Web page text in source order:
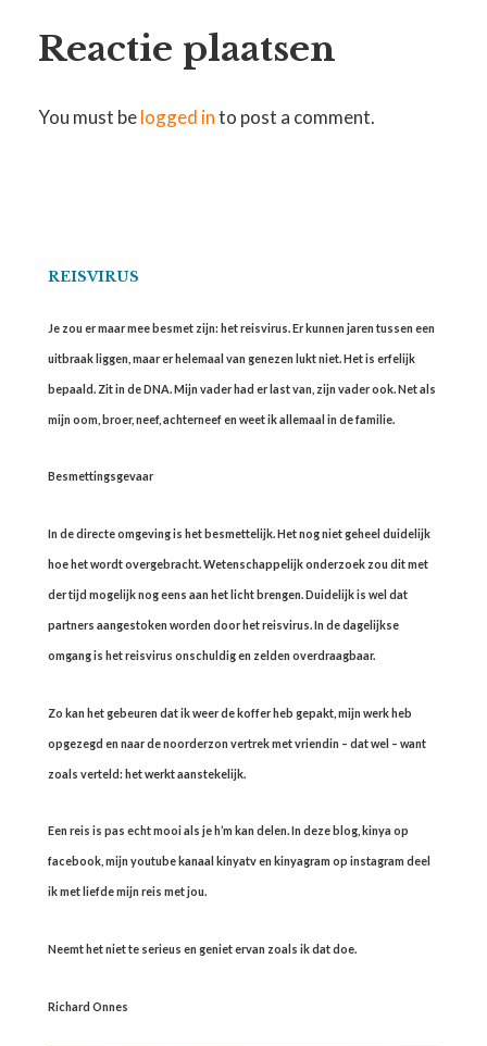
Reactie plaatsen
You must belogged into post a comment.
REISVIRUS
Je zou er maar mee besmet zijn: het reisvirus. Er kunnen jaren tussen een
uitbraak liggen, maar er helemaal van genezen lukt niet. Het is erfelijk
bepaald. Zit in de DNA. Mijn vader had er last van, zijn vader ook. Net als
mijn oom, broer, neef, achterneef en weet ik allemaal in de familie.
Besmettingsgevaar
In de directe omgeving is het besmettelijk. Het nog niet geheel duidelijk
hoe het wordt overgebracht. Wetenschappelijk onderzoek zou dit met
der tijd mogelijk nog eens aan het licht brengen. Duidelijk is wel dat
partners aangestoken worden door het reisvirus. In de dagelijkse
omgang is het reisvirus onschuldig en zelden overdraagbaar.
Zo kan het gebeuren dat ik weer de koffer heb gepakt, mijn werk heb
opgezegd en naar de noorderzon vertrek met vriendin – dat wel – want
zoals verteld: het werkt aanstekelijk.
Een reis is pas echt mooi als je h’m kan delen. In deze blog, kinya op
facebook, mijn youtube kanaal kinyatv en kinyagram op instagram deel
ik met liefde mijn reis met jou.
Neemt het niet te serieus en geniet ervan zoals ik dat doe.
Richard Onnes